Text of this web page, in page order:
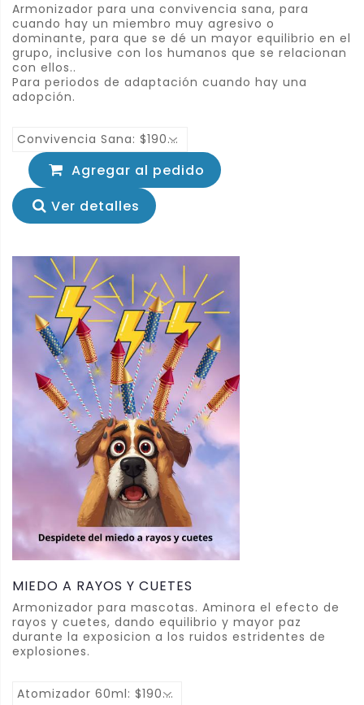
Armonizador para una convivencia sana, para
cuando hay un miembro muy agresivo o
dominante, para que se dé un mayor equilibrio en el
grupo, inclusive con los humanos que se relacionan
con ellos..
Para periodos de adaptación cuando hay una
adopción.
Convivencia Sana: $190.00
Agregar al pedido
Ver detalles
MIEDO A RAYOS Y CUETES
Armonizador para mascotas. Aminora el efecto de
rayos y cuetes, dando equilibrio y mayor paz
durante la exposicion a los ruidos estridentes de
explosiones.
Atomizador 60ml: $190.00